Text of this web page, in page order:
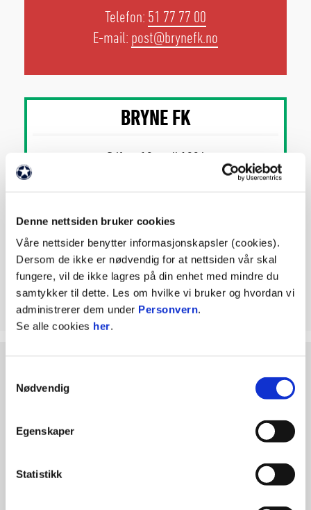
Denne nettsiden bruker cookies
Våre nettsider benytter informasjonskapsler (cookies).
Dersom de ikke er nødvendig for at nettsiden vår skal
fungere, vil de ikke lagres på din enhet med mindre du
samtykker til dette. Les om hvilke vi bruker og hvordan vi
administrerer dem under Personvern.
Se alle cookies her.
Nødvendig
Egenskaper
Statistikk
Telefon: 51 77 77 00
E-mail: post@brynefk.no
BRYNE FK
Stiftet: 10.april 1926
Norgesmesterskap Herrer: 1987
Seriesølv Herrer: 1980, 1982